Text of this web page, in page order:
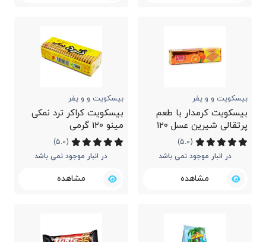
بیسکویت و و یفر
بیسکویت کرمدار با طعم
پرتقالی شیرین عسل 120
گرمی
(5.0)
در انبار موجود نمی باشد
مشاهده
بیسکویت و و یفر
بیسکویت کراکر ترد نمکی
مینو 120 گرمی
(5.0)
در انبار موجود نمی باشد
مشاهده